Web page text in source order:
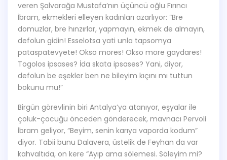
veren Şalvarağa Mustafa’nın üçüncü oğlu Fırıncı
İbram, ekmekleri elleyen kadınları azarlıyor: “Bre
domuzlar, bre hınzırlar, yapmayın, ekmek de almayın,
defolun gidin! Esselotsa yati unla tapsomya
pataspatevyete! Okso mores! Okso more gaydares!
Togolos ipsases? İda skata ipsases? Yani, diyor,
defolun be eşekler ben ne bileyim kıçını mı tuttun
bokunu mu!”
Birgün görevlinin biri Antalya’ya atanıyor, eşyalar ile
çoluk-çocuğu önceden gönderecek, mavnacı Pervoli
İbram geliyor, “Beyim, senin karıya vaporda kodum”
diyor. Tabii bunu Dalavera, üstelik de Feyhan da var
kahvaltıda, on kere “Ayıp ama sölemesi. Söleyim mi?